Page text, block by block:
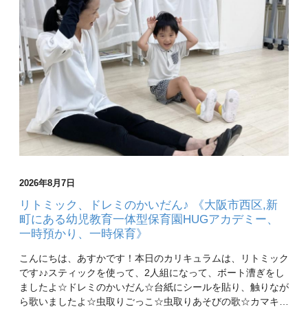
2026年8月7日
リトミック、ドレミのかいだん♪ 《大阪市西区,新
町にある幼児教育一体型保育園HUGアカデミー、
一時預かり、一時保育》
こんにちは、あすかです！本日のカリキュラムは、リトミック
です♪♪スティックを使って、2人組になって、ボート漕ぎをし
ましたよ☆ドレミのかいだん☆台紙にシールを貼り、触りなが
ら歌いましたよ☆虫取りごっこ☆虫取りあそびの歌☆カマキ…